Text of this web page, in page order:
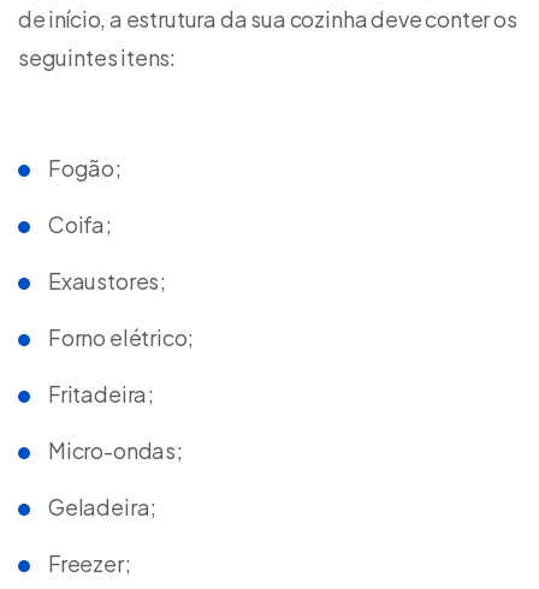
de início, a estrutura da sua cozinha deve conter os
seguintes itens:
Fogão;
Coifa;
Exaustores;
Forno elétrico;
Fritadeira;
Micro-ondas;
Geladeira;
Freezer;